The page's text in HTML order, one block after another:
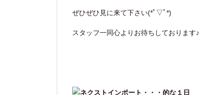
ぜひぜひ見に来て下さい(*ﾟ▽ﾟ*)
スタッフ一同心よりお待ちしております♪